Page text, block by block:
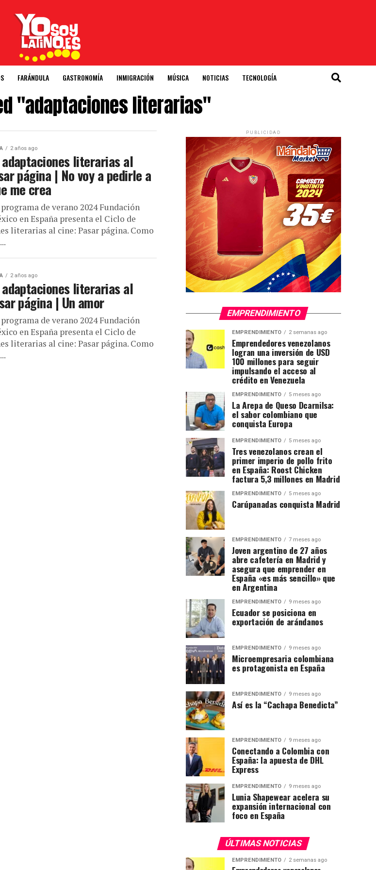
FARÁNDULA GASTRONOMÍA INMIGRACIÓN MÚSICA NOTICIAS TECNOLOGÍA
"adaptaciones literarias"
2 años ago
literarias al
página | No voy a pedirle a
me crea
de verano 2024 Fundación
en España presenta el Ciclo de
literarias al cine: Pasar página. Como
2 años ago
literarias al
página | Un amor
de verano 2024 Fundación
en España presenta el Ciclo de
literarias al cine: Pasar página. Como
PUBLICIDAD
EMPRENDIMIENTO
EMPRENDIMIENTO 2 semanas ago
Emprendedores venezolanos
logran una inversión de USD
100 millones para seguir
impulsando el acceso al
crédito en Venezuela
EMPRENDIMIENTO 5 meses ago
La Arepa de Queso Dcarnilsa:
el sabor colombiano que
conquista Europa
EMPRENDIMIENTO 5 meses ago
Tres venezolanos crean el
primer imperio de pollo frito
en España: Roost Chicken
factura 5,3 millones en Madrid
EMPRENDIMIENTO 5 meses ago
Carúpanadas conquista Madrid
EMPRENDIMIENTO 7 meses ago
Joven argentino de 27 años
abre cafetería en Madrid y
asegura que emprender en
España «es más sencillo» que
en Argentina
EMPRENDIMIENTO 9 meses ago
Ecuador se posiciona en
exportación de arándanos
EMPRENDIMIENTO 9 meses ago
Microempresaria colombiana
es protagonista en España
EMPRENDIMIENTO 9 meses ago
Así es la “Cachapa Benedicta”
EMPRENDIMIENTO 9 meses ago
Conectando a Colombia con
España: la apuesta de DHL
Express
EMPRENDIMIENTO 9 meses ago
Lunia Shapewear acelera su
expansión internacional con
foco en España
ÚLTIMAS NOTICIAS
EMPRENDIMIENTO 2 semanas ago